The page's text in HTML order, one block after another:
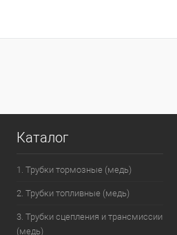
В избранное
Под
Каталог
1. Трубки тормозные (медь)
2. Трубки топливные (медь)
3. Трубки сцепления и трансмиссии
(медь)